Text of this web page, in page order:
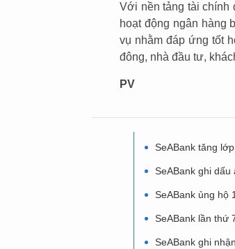
Với nền tảng tài chính
hoạt động ngân hàng
vụ nhằm đáp ứng tốt
đông, nhà đầu tư,
PV
SeABank tăng
SeABank ghi
SeABank ủng hộ
SeABank lần thứ
SeABank ghi